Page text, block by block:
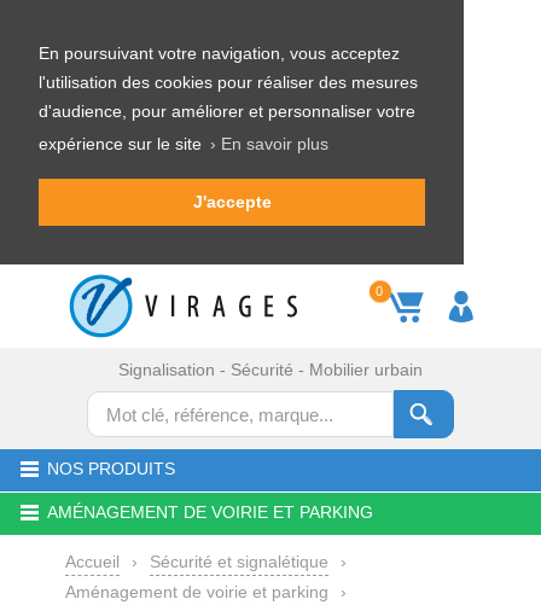
En poursuivant votre navigation, vous acceptez
l'utilisation des cookies pour réaliser des mesures
d'audience, pour améliorer et personnaliser votre
expérience sur le site › En savoir plus
J'accepte
0
Signalisation - Sécurité - Mobilier urbain
NOS PRODUITS
AMÉNAGEMENT DE VOIRIE ET PARKING
Accueil › Sécurité et signalétique
›
Aménagement de voirie et parking
›